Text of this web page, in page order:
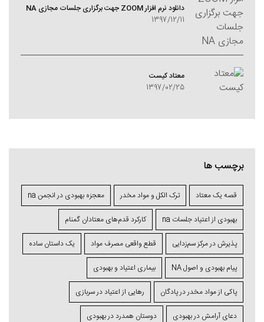
دانلود نرم افزار ZOOM جهت برگزاری جلسات مجازی NA
1397/12/11
معتاد کيست
1397/02/25
برچسب ها
قصه یک معتاد ترک الکل و مواد مخدر معجزه بهبودی در انجمن na
بهبودی از اعتیاد جلسات na کارکرد قدم‌های معتادان گمنام
پذیرش در مرکز سم‌زدایی قطع واقعی مصرف مواد یک داستان ساده
پیام بهبودی و اصول NA بیماری اعتیاد و بهبودی
پاکی از مواد مخدر در پادگان رهایی از اعتیاد در سربازی
دعای آرامش در بهبودی دوستان همدرد در بهبودی